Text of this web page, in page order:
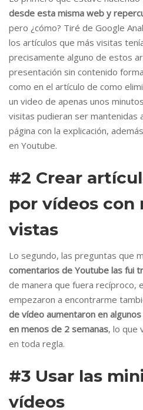
desde esta misma web y
pero ¿cómo? Tiré de Google
los artículos que más visitas
precisamente alguno de estos
presentación sin contenido
como en el artículo de como
un video de apenas unos
visitas pudieran ser mantenidas
página con la explicación,
en Youtube.
#2 Crear
por vídeos con
vistas
Lo segundo, las preguntas que
comentarios de Youtube las fui
de manera que fuera recíproco,
empezaron a encontrarme
de vídeo aumentaron en
en menos de 2 semanas, lo que
en toda regla.
#3 Usar las
vídeos